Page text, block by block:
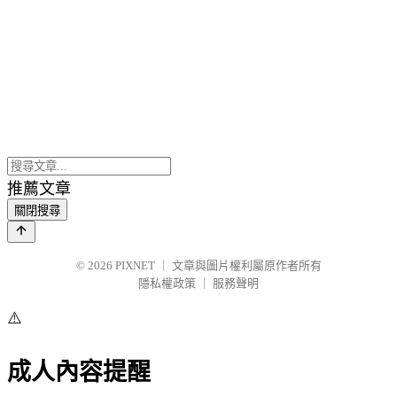
推薦文章
關閉搜尋
© 2026 PIXNET
文章與圖片權利屬原作者所有
隱私權政策
服務聲明
⚠️
成人內容提醒